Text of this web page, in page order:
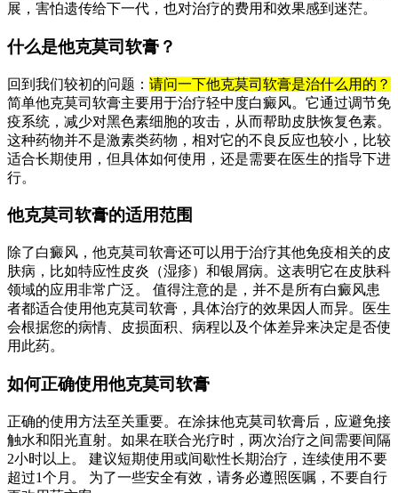
展，害怕遗传给下一代，也对治疗的费用和效果感到迷茫。
什么是他克莫司软膏？
回到我们较初的问题： 请问一下他克莫司软膏是治什么用的？
简单他克莫司软膏主要用于治疗轻中度白癜风。它通过调节免
疫系统，减少对黑色素细胞的攻击，从而帮助皮肤恢复色素。
这种药物并不是激素类药物，相对它的不良反应也较小，比较
适合长期使用，但具体如何使用，还是需要在医生的指导下进
行。
他克莫司软膏的适用范围
除了白癜风，他克莫司软膏还可以用于治疗其他免疫相关的皮
肤病，比如特应性皮炎（湿疹）和银屑病。这表明它在皮肤科
领域的应用非常广泛。 值得注意的是，并不是所有白癜风患
者都适合使用他克莫司软膏，具体治疗的效果因人而异。医生
会根据您的病情、皮损面积、病程以及个体差异来决定是否使
用此药。
如何正确使用他克莫司软膏
正确的使用方法至关重要。在涂抹他克莫司软膏后，应避免接
触水和阳光直射。如果在联合光疗时，两次治疗之间需要间隔
2小时以上。 建议短期使用或间歇性长期治疗，连续使用不要
超过1个月。 为了一些安全有效，请务必遵照医嘱，不要自行